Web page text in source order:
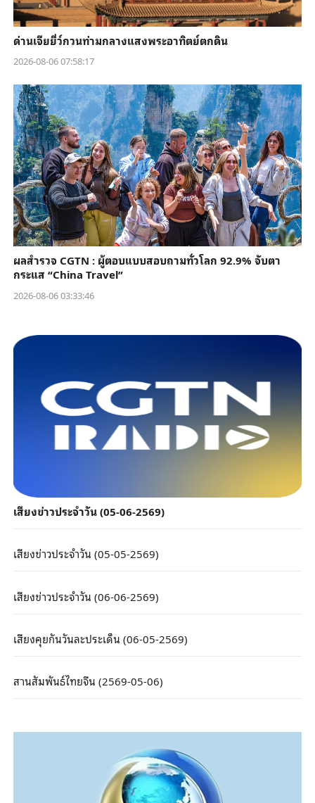
ด่านเจียยี่ว์กวนท่ามกลางแสงพระอาทิตย์ตกดิน
2026-08-06 07:58:17
ผลสำรวจ CGTN : ผู้ตอบแบบสอบถามทั่วโลก 92.9% จับตา
กระแส “China Travel”
2026-08-06 03:33:46
เสียงข่าวประจำวัน (05-06-2569)
เสียงข่าวประจำวัน (05-05-2569)
เสียงข่าวประจำวัน (06-06-2569)
เสียงคุยกันวันละประเด็น (06-05-2569)
สานสัมพันธ์ไทยจีน (2569-05-06)